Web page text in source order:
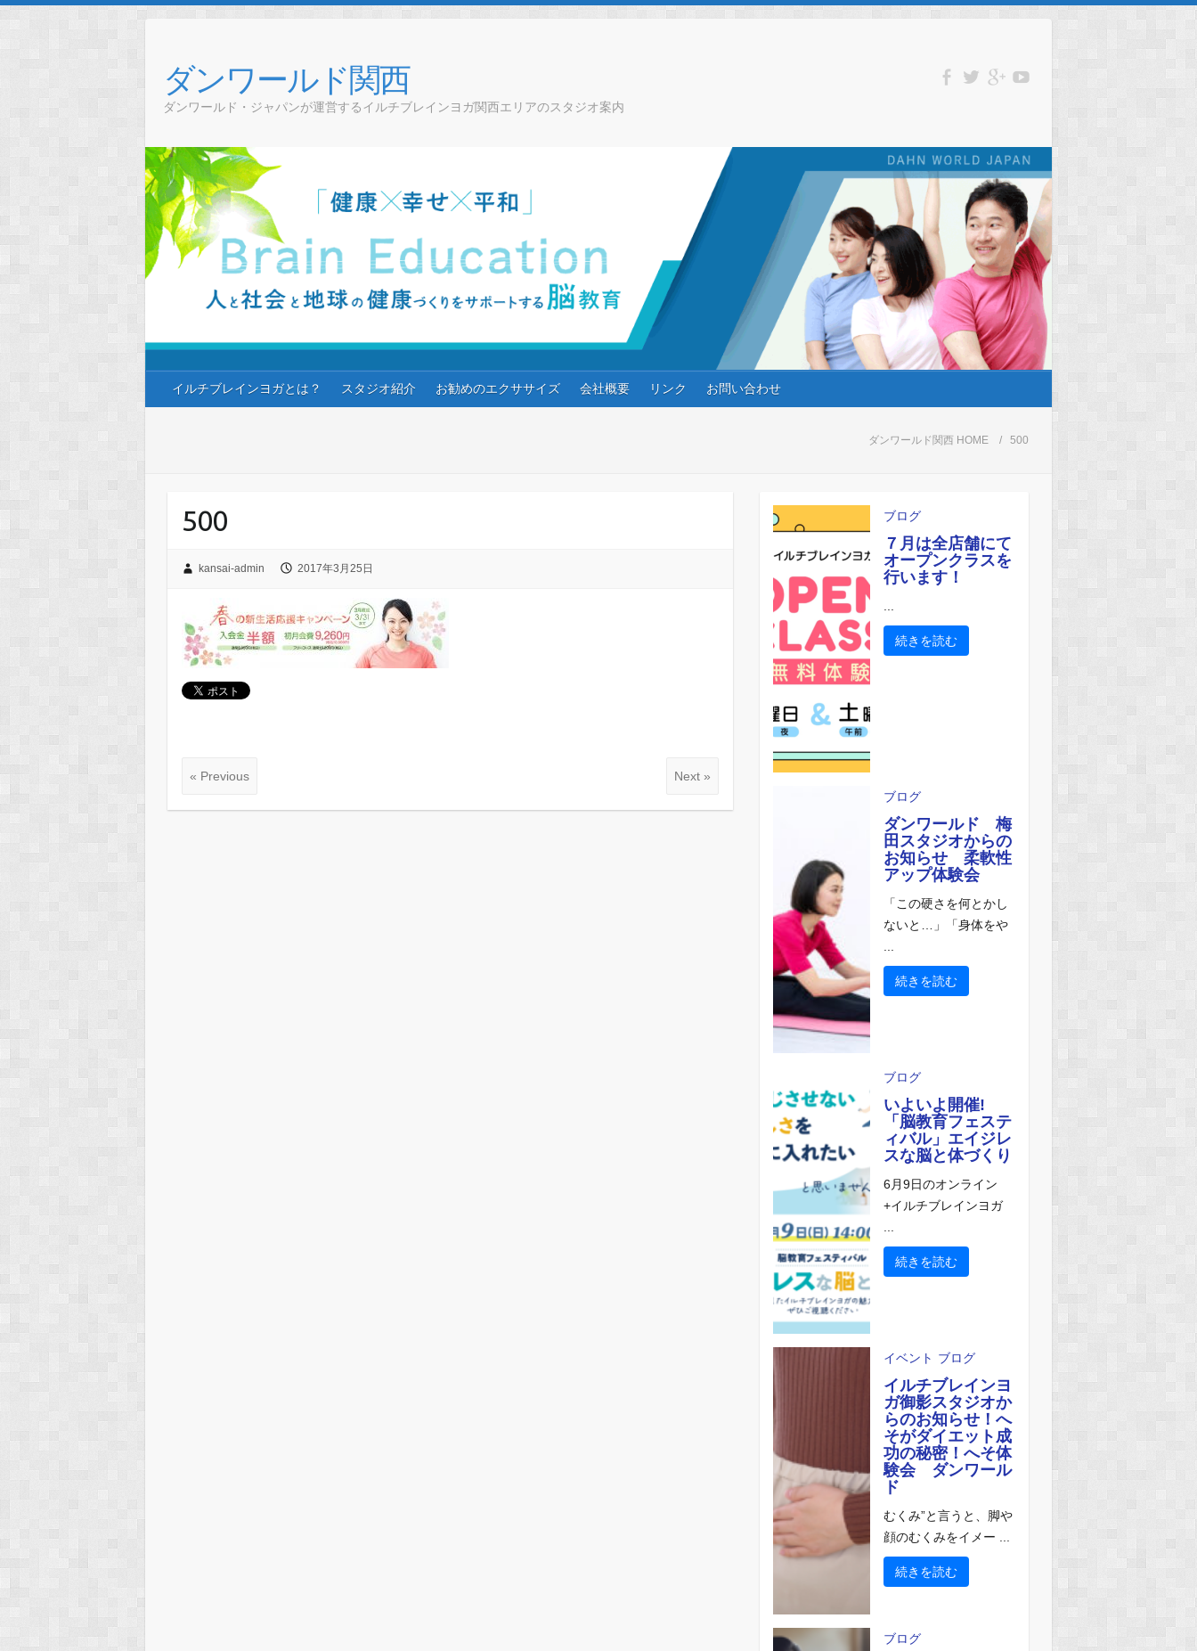
content
ダンワールド関西
ダンワールド・ジャパンが運営するイルチブレインヨガ関西エリアのスタジオ案内
イルチブレインヨガとは？ スタジオ紹介 お勧めのエクササイズ 会社概要 リンク お問い合わせ
ダンワールド関西 HOME 500
500
kansai-admin 2017年3月25日
« Previous Next »
ブログ
７月は全店舗にて
オープンクラスを
行います！
...
続きを読む
ブログ
ダンワールド 梅
田スタジオからの
お知らせ 柔軟性
アップ体験会
「この硬さを何とかし
ないと…」「身体をや
...
続きを読む
ブログ
いよいよ開催!
「脳教育フェステ
ィバル」エイジレ
スな脳と体づくり
6月9日のオンライン
+イルチブレインヨガ
...
続きを読む
イベント ブログ
イルチブレインヨ
ガ御影スタジオか
らのお知らせ！へ
そがダイエット成
功の秘密！へそ体
験会 ダンワール
ド
むくみ”と言うと、脚や
顔のむくみをイメー ...
続きを読む
ブログ